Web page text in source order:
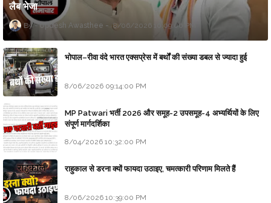
लैब भेजा
Updesh Awasthee 8/06/2026 10:09:00 PM
भोपाल–रीवा वंदे भारत एक्सप्रेस में बर्थों की संख्या डबल से ज्यादा हुई
8/06/2026 09:14:00 PM
MP Patwari भर्ती 2026 और समूह-2 उपसमूह-4 अभ्यर्थियों के लिए
संपूर्ण मार्गदर्शिका
8/04/2026 10:32:00 PM
राहुकाल से डरना क्यों फायदा उठाइए, चमत्कारी परिणाम मिलते हैं
8/06/2026 10:39:00 PM